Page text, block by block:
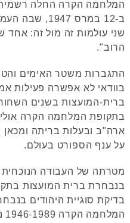
הקרה החלה רשמית עם
ב-12 במרס 1947,
עולמות זה מול זה: אחד של
משטר האימים
לא אפשרה פעילות
המועצות בשנים השחורות
המלחמה הקרה
ובעלות בריתה ומכאן
ענף הספורט בעולם.
של העבודה הנוכחית
ברית המועצות בתקופה
סוגיית היהודים
המלחמה